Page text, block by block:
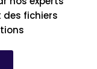
fichiers